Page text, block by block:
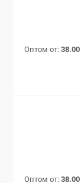
Оптом от: 38.00
Оптом от: 38.00